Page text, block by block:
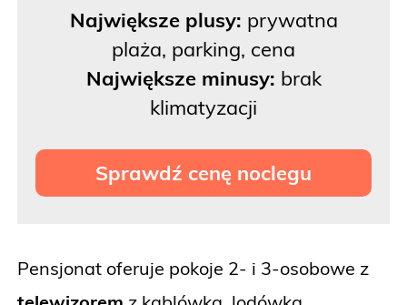
Największe plusy: prywatna
plaża, parking, cena
Największe minusy: brak
klimatyzacji
Sprawdź cenę noclegu
Pensjonat oferuje pokoje 2- i 3-osobowe z